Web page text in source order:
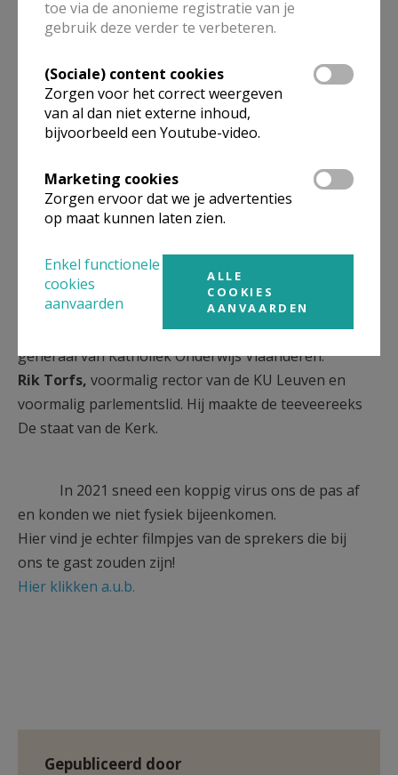
Sien Callebaut, Interdiocesane jeugddienst
Niek Everts , Straatpastor 't Vlot
, Onderzoeker KUL, ouderenpastor
Chris Derde, CEO Wase Wind, Bezieler windturbines
in Lesotho
Luc Vanmaercke, Hoofdredacteur Kerk&leven
OPGELET:Aanvankelijk hebben wij als eerste datum
10 maart 2025 aangekondigd.
bijeenkomst valt weg. Onze excuses.
Lieve Wouters,
redacteur bij Otheo
theoloog en voormalig directeur-
generaal van Katholiek Onderwijs Vlaanderen.
Rik Torfs, voormalig rector van de KU Leuven en
voormalig parlementslid. Hij maakte de teeveereeks
De staat van de Kerk.
In 2021 sneed een koppig virus ons de pas af
en konden we niet fysiek bijeenkomen.
Hier vind je echter filmpjes van de sprekers die bij
ons te gast zouden zijn!
Hier klikken a.u.b.
Gepubliceerd door
toe via de anonieme registratie van je
gebruik deze verder te verbeteren.
(Sociale) content cookies
Zorgen voor het correct weergeven
van al dan niet externe inhoud,
bijvoorbeeld een Youtube-video.
Marketing cookies
Zorgen ervoor dat we je advertenties
op maat kunnen laten zien.
Enkel functionele
cookies
aanvaarden
ALLE
COOKIES
AANVAARDEN